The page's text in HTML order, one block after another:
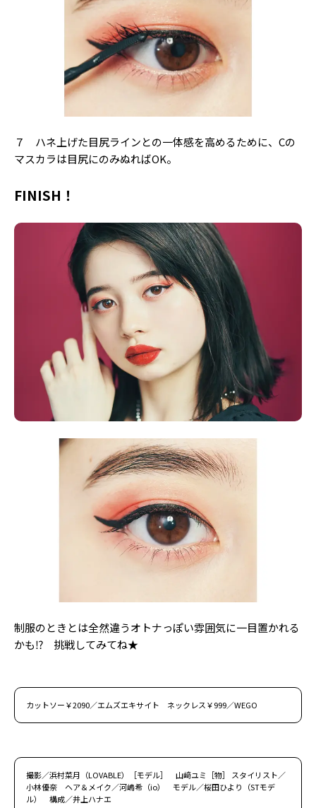
７ ハネ上げた目尻ラインとの一体感を高めるために、Cの
マスカラは目尻にのみぬればOK。
FINISH！
制服のときとは全然違うオトナっぽい雰囲気に一目置かれる
かも⁉ 挑戦してみてね★
カットソー￥2090／エムズエキサイト ネックレス￥999／WEGO
撮影／浜村菜月（LOVABLE）［モデル］ 山﨑ユミ［物］ スタイリスト／
小林優奈 ヘア＆メイク／河嶋希（io） モデル／桜田ひより（STモデ
ル） 構成／井上ハナエ